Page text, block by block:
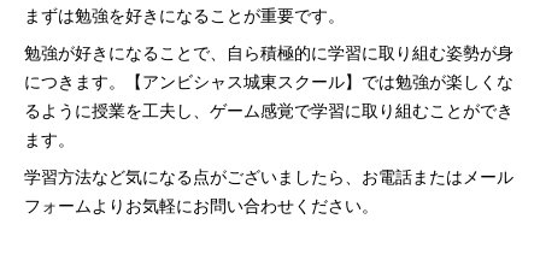
まずは勉強を好きになることが重要です。
勉強が好きになることで、自ら積極的に学習に取り組む姿勢が身
につきます。【アンビシャス城東スクール】では勉強が楽しくな
るように授業を工夫し、ゲーム感覚で学習に取り組むことができ
ます。
学習方法など気になる点がございましたら、お電話またはメール
フォームよりお気軽にお問い合わせください。